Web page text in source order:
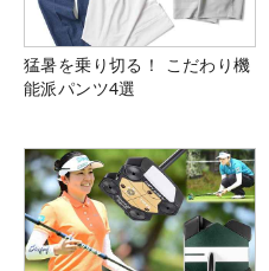
猛暑を乗り切る！ こだわり機
能派パンツ4選